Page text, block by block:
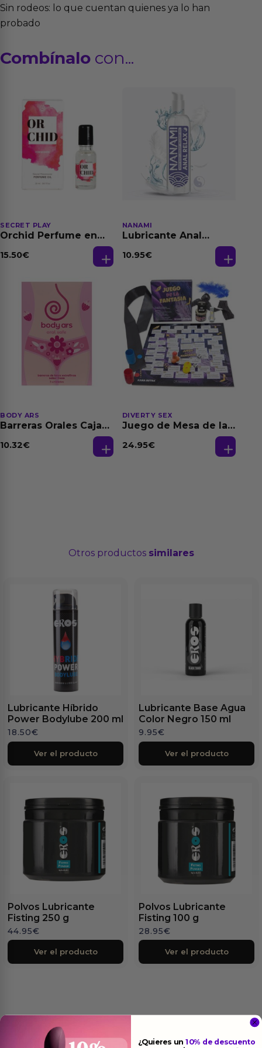
Sin rodeos: lo que cuentan quienes ya lo han
probado
Combínalo con...
SECRET PLAY
Orchid Perfume en
Feromonas 20 ml
15.50€
NANAMI
Lubricante Anal
Dilatación Base Agua
10.95€
BODY ARS
Barreras Orales Caja
10.32€
DIVERTY SEX
Juego de Mesa de las
24.95€
Otros productos similares
Lubricante Híbrido
Power Bodylube 200 ml
18.50€
Ver el producto
Lubricante Base Agua
Color Negro 150 ml
9.95€
Ver el producto
Polvos Lubricante
Fisting 250 g
44.95€
Ver el producto
Polvos Lubricante
Fisting 100 g
28.95€
Ver el producto
Másinformacion¿Quieres un10% de descuento